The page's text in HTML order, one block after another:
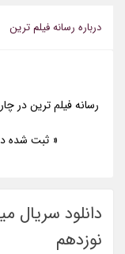
درباره رسانه فيلم ترين
رسانه فیلم ترین در
« ثبت شده
نوزدهم